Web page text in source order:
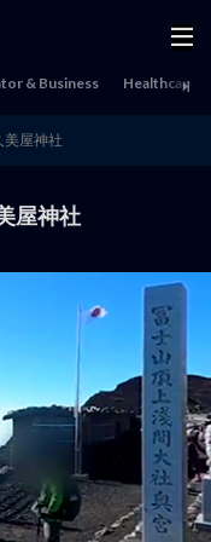
& Business Healthcare
美屋神社
屋神社